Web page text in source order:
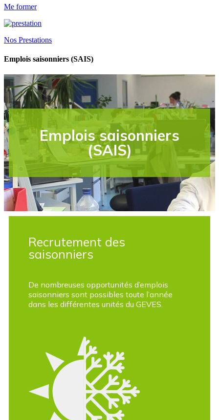
Me former
Nos Prestations
Emplois saisonniers (SAIS)
Emplois saisonniers
(SAIS)
Recrutement des
saisonniers
De nombreuses opportunités d’emplois
saisonniers sont possibles toute l’année
dans les différentes unités du GEVES.